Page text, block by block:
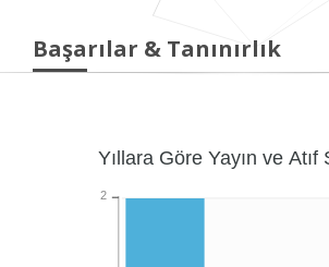
Başarılar & Tanınırlık
Yıllara Göre Yayın ve Atıf
2